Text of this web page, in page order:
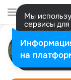
Мы
сервисы для
настроить
Разрешить
на